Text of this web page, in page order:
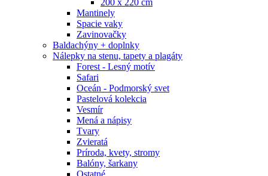
200 x 220 cm
Mantinely
Spacie vaky
Zavinovačky
Baldachýny + doplnky
Nálepky na stenu, tapety a plagáty
Forest - Lesný motív
Safari
Oceán - Podmorský svet
Pastelová kolekcia
Vesmír
Mená a nápisy
Tvary
Zvieratá
Príroda, kvety, stromy
Balóny, šarkany
Ostatné